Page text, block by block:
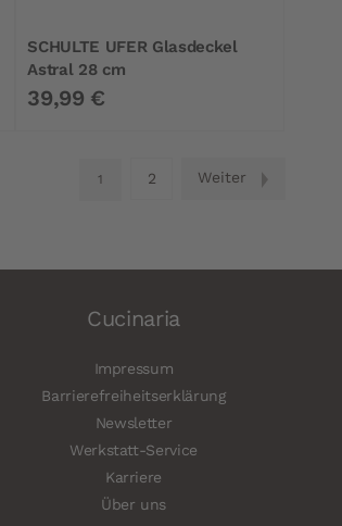
SCHULTE UFER Glasdeckel
Astral 28 cm
39,99 €
Sie lesen gerade Seite
1 Seite
2 Weiter
Cucinaria
Impressum
Barrierefreiheitserklärung
Newsletter
Werkstatt-Service
Karriere
Über uns